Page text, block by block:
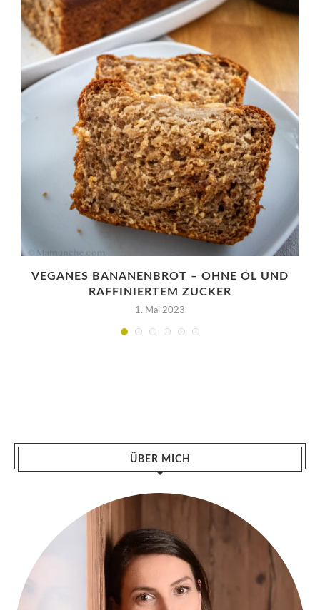
VEGANES BANANENBROT – OHNE ÖL UND
RAFFINIERTEM ZUCKER
1. Mai 2023
ÜBER MICH